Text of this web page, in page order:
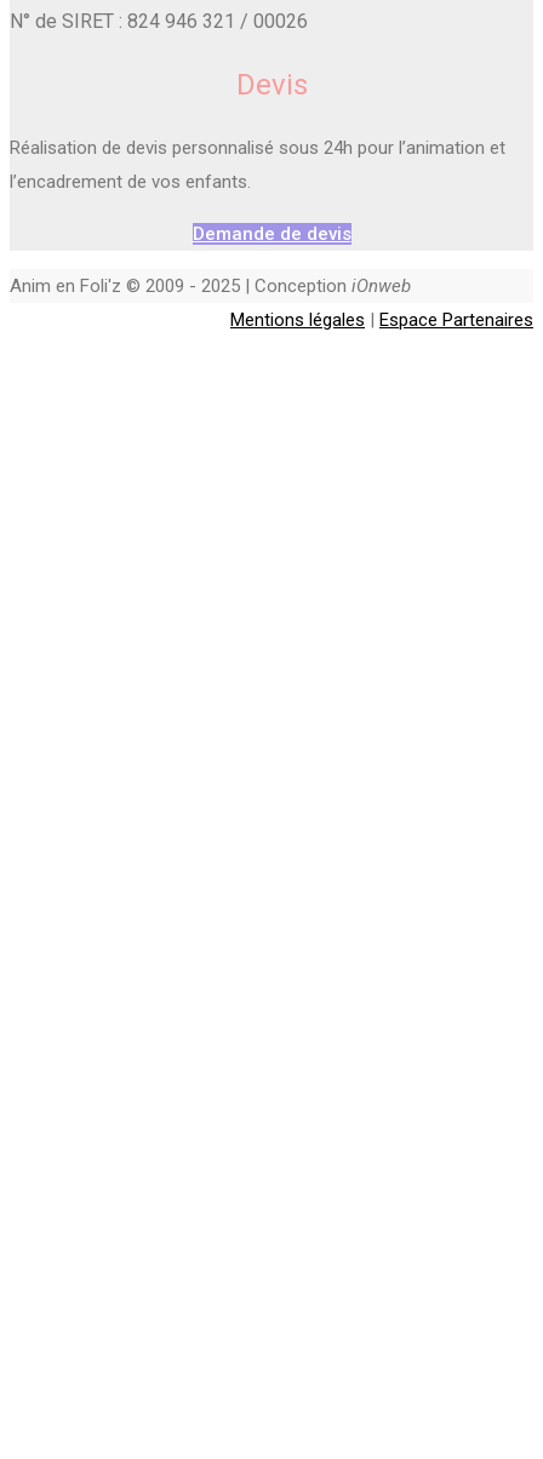
N° de SIRET : 824 946 321 / 00026
Devis
Réalisation de devis personnalisé sous 24h pour l’animation et
l’encadrement de vos enfants.
Demande de devis
Anim en Foli'z © 2009 - 2025 | Conception iOnweb
Mentions légales | Espace Partenaires